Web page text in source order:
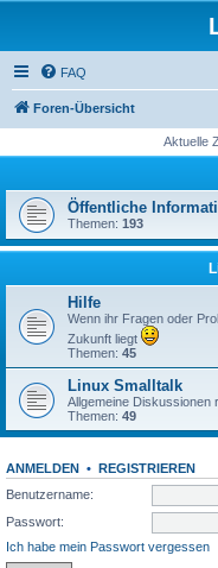
FAQ
Foren-Übersicht
Aktuelle
Öffentliche
Themen: 193
Hilfe
Wenn ihr Fragen oder
Zukunft liegt
Themen: 45
Linux Smalltalk
Allgemeine Diskussionen
Themen: 49
ANMELDEN • REGISTRIEREN
Benutzername:
Passwort:
Ich habe mein Passwort vergessen